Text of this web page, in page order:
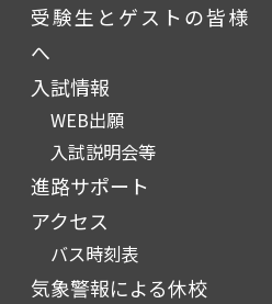
受験生とゲストの皆様
へ
入試情報
WEB出願
入試説明会等
進路サポート
アクセス
バス時刻表
気象警報による休校